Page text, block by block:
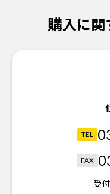
購入に関
TEL
FAX
受